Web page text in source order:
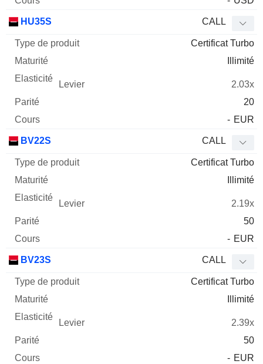
HU35S CALL
Certificat Turbo
Illimité
2.03x
20
- EUR
BV22S CALL
Certificat Turbo
Illimité
2.19x
50
- EUR
BV23S CALL
Certificat Turbo
Illimité
2.39x
50
- EUR